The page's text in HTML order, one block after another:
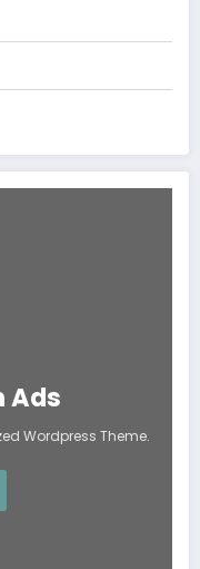
Ads
Wordpress Theme.